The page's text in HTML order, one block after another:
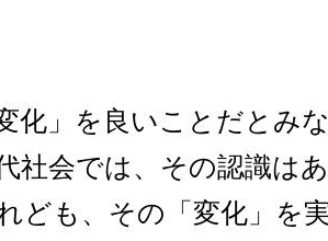
化」を良いことだとみ
社会では、その認識は
ども、その「変化」を